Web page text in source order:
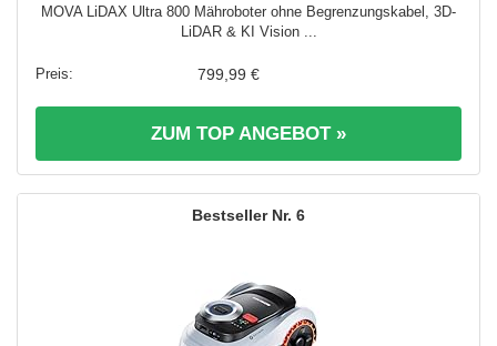
MOVA LiDAX Ultra 800 Mähroboter ohne Begrenzungskabel, 3D-
LiDAR & KI Vision ...
799,99 €
ZUM TOP ANGEBOT »
6